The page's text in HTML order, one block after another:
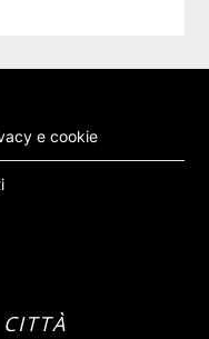
e cookie